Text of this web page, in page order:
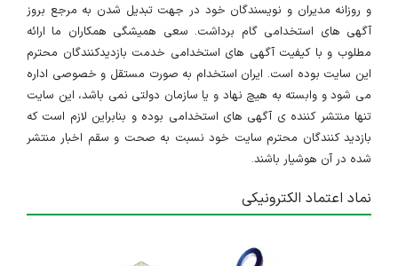
و روزانه مدیران و نویسندگان خود در جهت تبدیل شدن به مرجع بروز
آگهی های استخدامی گام برداشت. سعی همیشگی همکاران ما ارائه
مطلوب و با کیفیت آگهی های استخدامی خدمت بازدیدکنندگان محترم
این سایت بوده است. ایران استخدام به صورت مستقل و خصوصی اداره
می شود و وابسته به هیچ نهاد و یا سازمان دولتی نمی باشد، این سایت
تنها منتشر کننده ی آگهی های استخدامی بوده و بنابراین لازم است که
بازدید کنندگان محترم سایت خود نسبت به صحت و سقم اخبار منتشر
شده در آن هوشیار باشند.
نماد اعتماد الکترونیکی